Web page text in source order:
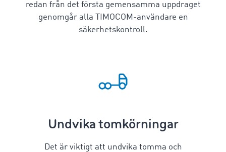
redan från det första gemensamma uppdraget
genomgår alla TIMOCOM-användare en
säkerhetskontroll.
Undvika tomkörningar
Det är viktigt att undvika tomma och